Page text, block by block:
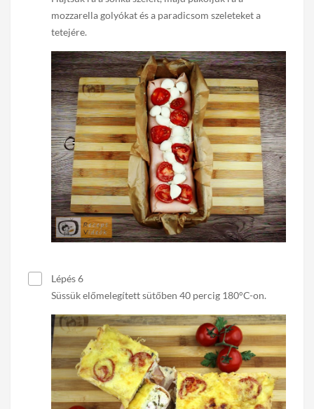
mozzarella golyókat és a paradicsom szeleteket a
tetejére.
Lépés 6
Süssük előmelegített sütőben 40 percig 180°C-on.